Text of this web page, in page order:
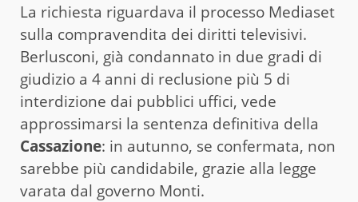
La richiesta riguardava il processo Mediaset
sulla compravendita dei diritti televisivi.
Berlusconi, già condannato in due gradi di
giudizio a 4 anni di reclusione più 5 di
interdizione dai pubblici uffici, vede
approssimarsi la sentenza definitiva della
Cassazione: in autunno, se confermata, non
sarebbe più candidabile, grazie alla legge
varata dal governo Monti.